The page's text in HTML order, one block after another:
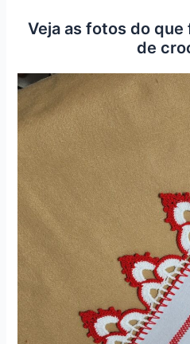
Veja as fotos do
de